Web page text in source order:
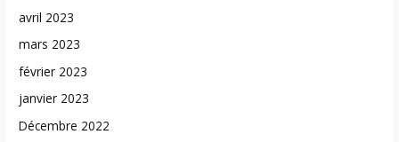
avril 2023
mars 2023
février 2023
janvier 2023
Décembre 2022